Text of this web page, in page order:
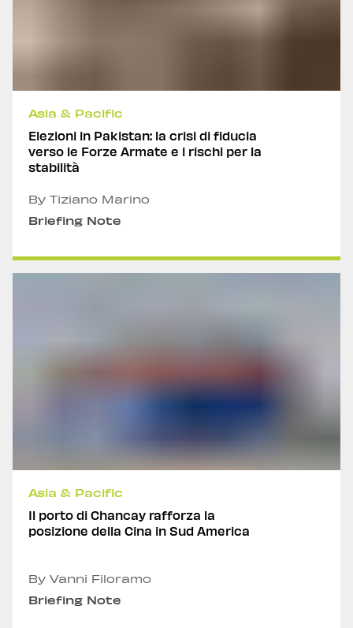
Asia & Pacific
Elezioni in Pakistan: la crisi di fiducia
verso le Forze Armate e i rischi per la
stabilità
By Tiziano Marino
Briefing Note
Asia & Pacific
Il porto di Chancay rafforza la
posizione della Cina in Sud America
By Vanni Filoramo
Briefing Note